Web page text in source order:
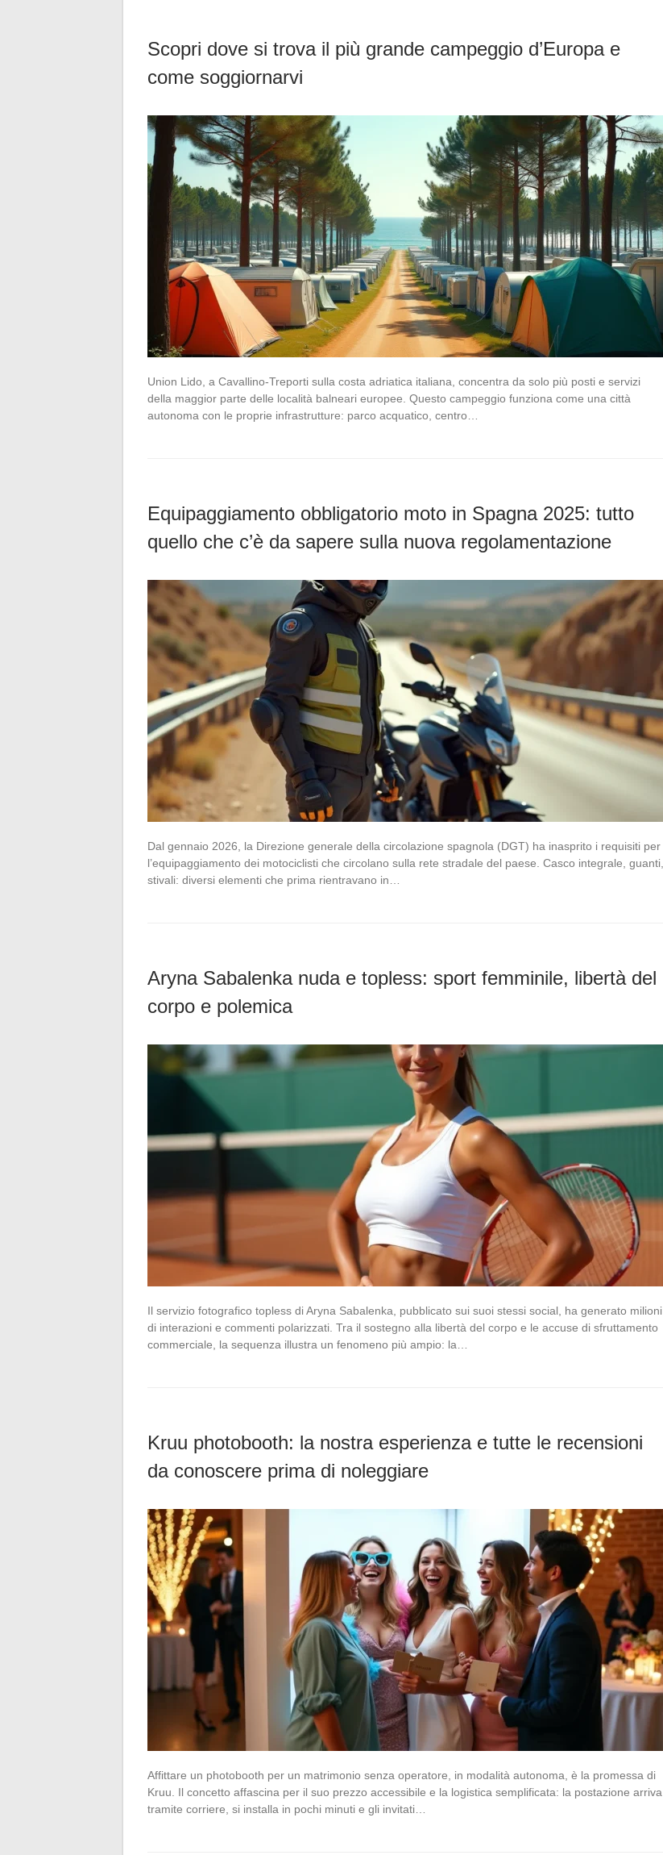
Scopri dove si trova il più grande campeggio d’Europa e
come soggiornarvi
Union Lido, a Cavallino-Treporti sulla costa adriatica italiana, concentra da solo più posti e servizi
della maggior parte delle località balneari europee. Questo campeggio funziona come una città
autonoma con le proprie infrastrutture: parco acquatico, centro…
Equipaggiamento obbligatorio moto in Spagna 2025: tutto
quello che c’è da sapere sulla nuova regolamentazione
Dal gennaio 2026, la Direzione generale della circolazione spagnola (DGT) ha inasprito i requisiti per
l’equipaggiamento dei motociclisti che circolano sulla rete stradale del paese. Casco integrale, guanti,
stivali: diversi elementi che prima rientravano in…
Aryna Sabalenka nuda e topless: sport femminile, libertà del
corpo e polemica
Il servizio fotografico topless di Aryna Sabalenka, pubblicato sui suoi stessi social, ha generato milioni
di interazioni e commenti polarizzati. Tra il sostegno alla libertà del corpo e le accuse di sfruttamento
commerciale, la sequenza illustra un fenomeno più ampio: la…
Kruu photobooth: la nostra esperienza e tutte le recensioni
da conoscere prima di noleggiare
Affittare un photobooth per un matrimonio senza operatore, in modalità autonoma, è la promessa di
Kruu. Il concetto affascina per il suo prezzo accessibile e la logistica semplificata: la postazione arriva
tramite corriere, si installa in pochi minuti e gli invitati…